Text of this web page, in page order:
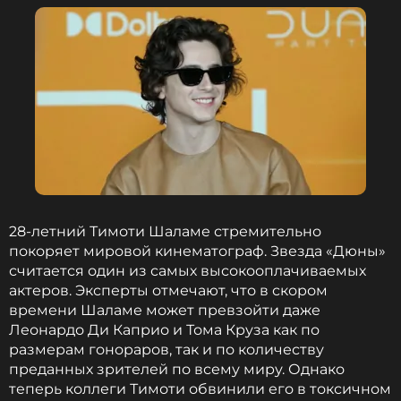
Фото: INSTARimages/ABACA/ТАСС
Смотрите нас в Likee, чтобы
оставаться в курсе событий
ПОДПИСАТЬСЯ
ССЫЛКА
28-летний Тимоти Шаламе стремительно
покоряет мировой кинематограф. Звезда «Дюны»
считается один из самых высокооплачиваемых
актеров. Эксперты отмечают, что в скором
времени Шаламе может превзойти даже
Леонардо Ди Каприо и Тома Круза как по
размерам гонораров, так и по количеству
преданных зрителей по всему миру. Однако
теперь коллеги Тимоти обвинили его в токсичном